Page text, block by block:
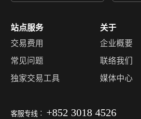
站点服务
交易费用
常见问题
独家交易工具
关于
企业概要
联络我们
媒体中心
客服专线︰ +852 3018 4526